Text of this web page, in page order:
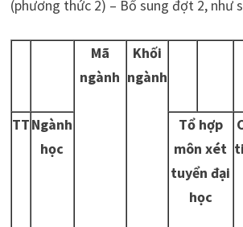
(phương thức 2) – Bổ sung đợt 2, như
Mã
ngành
Khối
ngành
TTNgành
học
Tổ hợp
môn xét
tuyển đại
học